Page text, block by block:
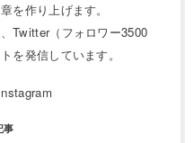
を作り上げます。
Twitter（フォロワー3500
を発信しています。